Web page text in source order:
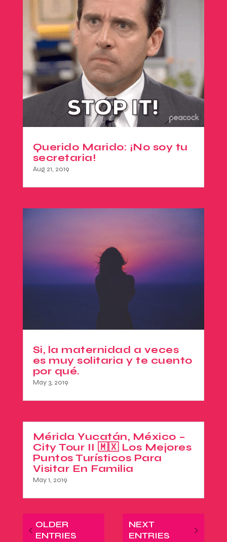
Querido Marido: ¡No soy tu
secretaria!
Aug 21, 2019
Si, la maternidad a veces
es muy solitaria y te cuento
por qué.
May 3, 2019
Mérida Yucatán, México –
City Tour II 🇲🇽 Los Mejores
Puntos Turísticos Para
Visitar En Familia
May 1, 2019
OLDER
ENTRIES
NEXT
ENTRIES